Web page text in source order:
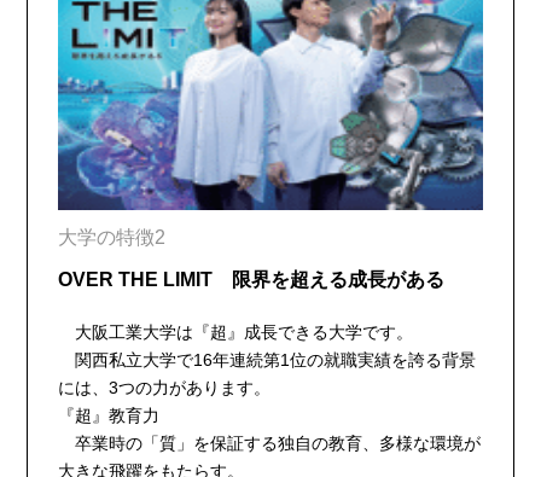
大学の特徴2
OVER THE LIMIT 限界を超える成長がある
大阪工業大学は『超』成長できる大学です。
関西私立大学で16年連続第1位の就職実績を誇る背景
には、3つの力があります。
『超』教育力
卒業時の「質」を保証する独自の教育、多様な環境が
大きな飛躍をもたらす。